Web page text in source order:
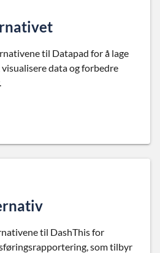
til Datapad for å lage
data og forbedre
til DashThis for
som tilbyr